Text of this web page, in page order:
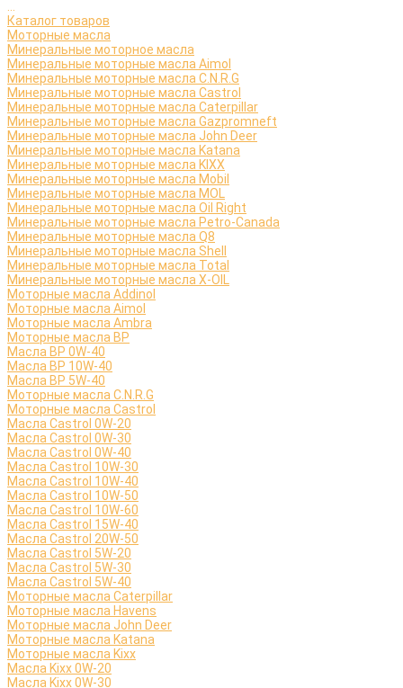
Каталог товаров
Моторные масла
Минеральные моторное масла
Минеральные моторные масла Aimol
Минеральные моторные масла C.N.R.G
Минеральные моторные масла Castrol
Минеральные моторные масла Caterpillar
Минеральные моторные масла Gazpromneft
Минеральные моторные масла John Deer
Минеральные моторные масла Katana
Минеральные моторные масла KIXX
Минеральные моторные масла Mobil
Минеральные моторные масла MOL
Минеральные моторные масла Oil Right
Минеральные моторные масла Petro-Canada
Минеральные моторные масла Q8
Минеральные моторные масла Shell
Минеральные моторные масла Total
Минеральные моторные масла X-OIL
Моторные масла Addinol
Моторные масла Aimol
Моторные масла Ambra
Моторные масла BP
Масла BP 0W-40
Масла BP 10W-40
Масла BP 5W-40
Моторные масла C.N.R.G
Моторные масла Castrol
Масла Castrol 0W-20
Масла Castrol 0W-30
Масла Castrol 0W-40
Масла Castrol 10W-30
Масла Castrol 10W-40
Масла Castrol 10W-50
Масла Castrol 10W-60
Масла Castrol 15W-40
Масла Castrol 20W-50
Масла Castrol 5W-20
Масла Castrol 5W-30
Масла Castrol 5W-40
Моторные масла Caterpillar
Моторные масла Havens
Моторные масла John Deer
Моторные масла Katana
Моторные масла Kixx
Масла Kixx 0W-20
Масла Kixx 0W-30